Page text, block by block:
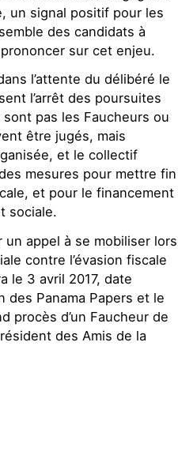
un signal positif pour les
des candidats à
sur cet enjeu.
l’attente du délibéré le
l’arrêt des poursuites
pas les Faucheurs ou
être jugés, mais
et le collectif
mesures pour mettre fin
et pour le financement
sociale.
un appel à se mobiliser lors
contre l’évasion fiscale
le 3 avril 2017, date
des Panama Papers et le
procès d’un Faucheur de
des Amis de la